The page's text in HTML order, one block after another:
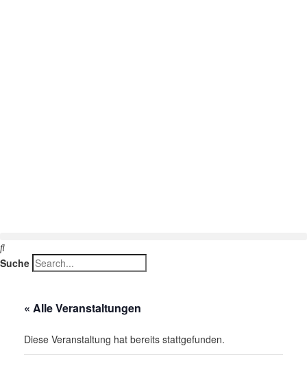
Suche
« Alle Veranstaltungen
Diese Veranstaltung hat bereits stattgefunden.